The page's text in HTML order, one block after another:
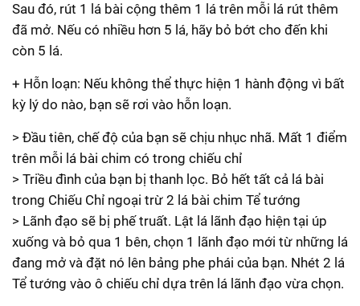
Sau đó, rút 1 lá bài cộng thêm 1 lá trên mỗi lá rút thêm
đã mở. Nếu có nhiều hơn 5 lá, hãy bỏ bớt cho đến khi
còn 5 lá.
+ Hỗn loạn: Nếu không thể thực hiện 1 hành động vì bất
kỳ lý do nào, bạn sẽ rơi vào hỗn loạn.
> Đầu tiên, chế độ của bạn sẽ chịu nhục nhã. Mất 1 điểm
trên mỗi lá bài chim có trong chiếu chỉ
> Triều đình của bạn bị thanh lọc. Bỏ hết tất cả lá bài
trong Chiếu Chỉ ngoại trừ 2 lá bài chim Tể tướng
> Lãnh đạo sẽ bị phế truất. Lật lá lãnh đạo hiện tại úp
xuống và bỏ qua 1 bên, chọn 1 lãnh đạo mới từ những lá
đang mở và đặt nó lên bảng phe phái của bạn. Nhét 2 lá
Tể tướng vào ô chiếu chỉ dựa trên lá lãnh đạo vừa chọn.